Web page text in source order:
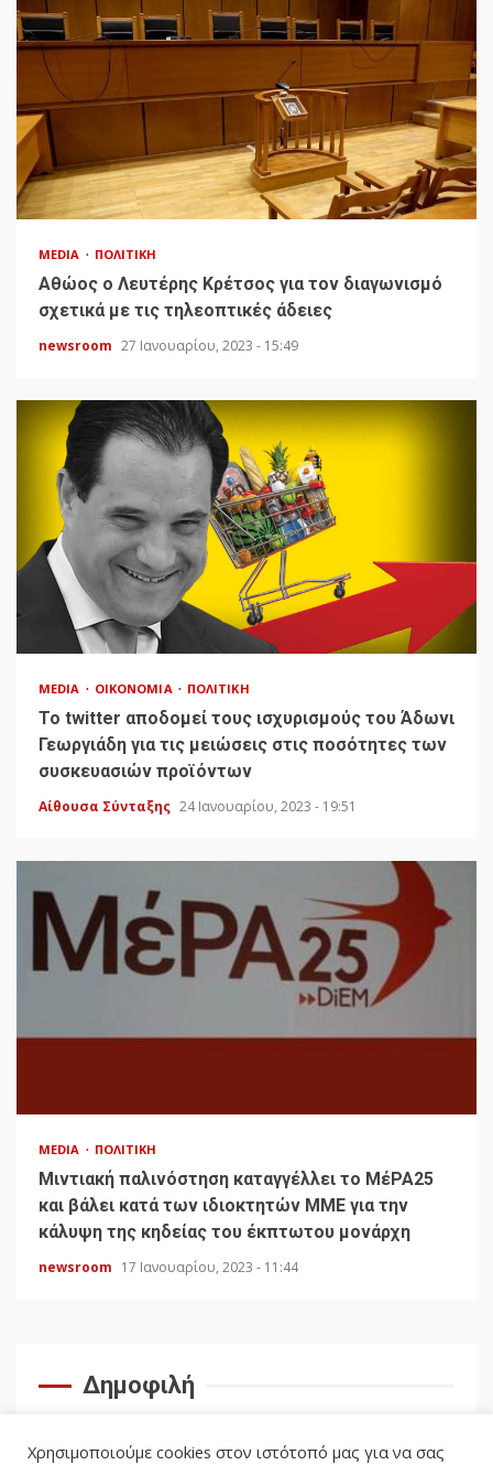
MEDIA ΠΟΛΙΤΙΚΉ
Αθώος ο Λευτέρης Κρέτσος για τον διαγωνισμό
σχετικά με τις τηλεοπτικές άδειες
newsroom 27 Ιανουαρίου, 2023 - 15:49
MEDIA ΟΙΚΟΝΟΜΊΑ ΠΟΛΙΤΙΚΉ
Το twitter αποδομεί τους ισχυρισμούς του Άδωνι
Γεωργιάδη για τις μειώσεις στις ποσότητες των
συσκευασιών προϊόντων
Αίθουσα Σύνταξης 24 Ιανουαρίου, 2023 - 19:51
MEDIA ΠΟΛΙΤΙΚΉ
Μιντιακή παλινόστηση καταγγέλλει το ΜέΡΑ25
και βάλει κατά των ιδιοκτητών ΜΜΕ για την
κάλυψη της κηδείας του έκπτωτου μονάρχη
newsroom 17 Ιανουαρίου, 2023 - 11:44
Δημοφιλή
Χρησιμοποιούμε cookies στον ιστότοπό μας για να σας